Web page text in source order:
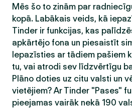
Mēs šo to zinām par
kopā. Labākais veids, kā
Tinder ir funkcijas, kas
apkārtējo fona un piesaistīt
Iepazīsties ar tādiem pašiem
tu, vai atrodi sev līdzvērtīgu
Plāno doties uz citu valsti un
vietējiem? Ar Tinder "Pases"
pieejamas vairāk nekā 190